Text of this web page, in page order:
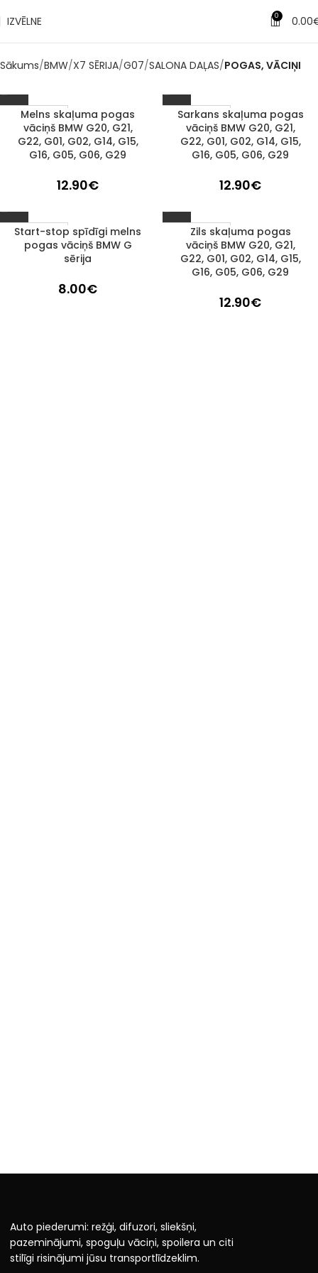
IZVĒLNE 0 0.00
Sākums BMW X7 SĒRIJA G07 SALONA DAĻAS POGAS, VĀCIŅI
1–3 d. d.
Melns skaļuma pogas
vāciņš BMW G20, G21,
G22, G01, G02, G14, G15,
G16, G05, G06, G29
12.90€
1–3 d. d.
Sarkans skaļuma pogas
vāciņš BMW G20, G21,
G22, G01, G02, G14, G15,
G16, G05, G06, G29
12.90€
1–3 d. d.
Start-stop spīdīgi melns
pogas vāciņš BMW G
sērija
8.00€
1–3 d. d.
Zils skaļuma pogas
vāciņš BMW G20, G21,
G22, G01, G02, G14, G15,
G16, G05, G06, G29
12.90€
Auto piederumi: režģi, difuzori, sliekšņi,
pazeminājumi, spoguļu vāciņi, spoilera un citi
stilīgi risinājumi jūsu transportlīdzeklim.